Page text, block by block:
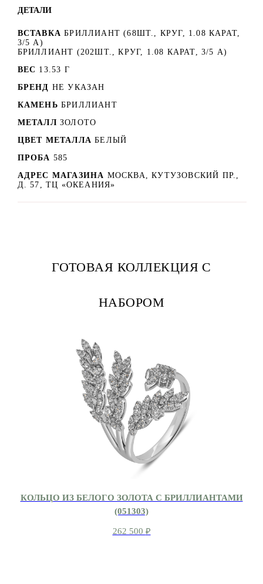
ДЕТАЛИ
ВСТАВКА БРИЛЛИАНТ (68ШТ., КРУГ, 1.08 КАРАТ,
3/5 А)
БРИЛЛИАНТ (202ШТ., КРУГ, 1.08 КАРАТ, 3/5 А)
ВЕС 13.53 Г
БРЕНД НЕ УКАЗАН
КАМЕНЬ БРИЛЛИАНТ
МЕТАЛЛ ЗОЛОТО
ЦВЕТ МЕТАЛЛА БЕЛЫЙ
ПРОБА 585
АДРЕС МАГАЗИНА МОСКВА, КУТУЗОВСКИЙ ПР.,
Д. 57, ТЦ «ОКЕАНИЯ»
ГОТОВАЯ КОЛЛЕКЦИЯ С
НАБОРОМ
КОЛЬЦО ИЗ БЕЛОГО ЗОЛОТА С БРИЛЛИАНТАМИ
(051303)
262 500 ₽